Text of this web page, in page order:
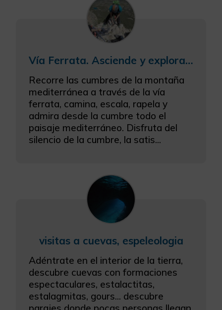
Vía Ferrata. Asciende y explora las vías ferratas por cumbres mediterráneas
Recorre las cumbres de la montaña
mediterránea a través de la vía
ferrata, camina, escala, rapela y
admira desde la cumbre todo el
paisaje mediterráneo. Disfruta del
silencio de la cumbre, la satis...
visitas a cuevas, espeleologia
Adéntrate en el interior de la tierra,
descubre cuevas con formaciones
espectaculares, estalactitas,
estalagmitas, gours... descubre